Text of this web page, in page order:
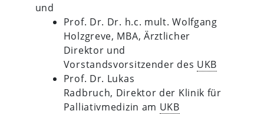
und
Prof. Dr. Dr. h.c. mult. Wolfgang
Holzgreve, MBA, Ärztlicher
Direktor und
Vorstandsvorsitzender des UKB
Prof. Dr. Lukas
Radbruch, Direktor der Klinik für
Palliativmedizin am UKB